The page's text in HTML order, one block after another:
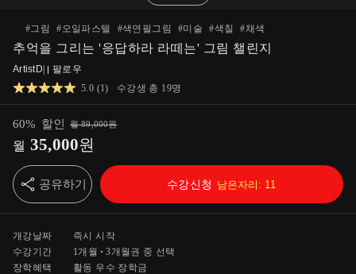
#그림 #오일파스텔 #색연필그림 #미술 #색칠 #채색
추억을 그리는 '응답하라 라떼는' 그림 챌린지
ArtistD
팔로우
5.0 (1) 수강생 총 19명
60% 할인 월89,000원
월 35,000원
공유하기 수강신청 남은자리: 11
개강날짜
즉시 시작
수강기간
1개월 3개월 권 중 선택
장학혜택
활동 우수 장학금